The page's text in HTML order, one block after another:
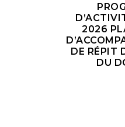
2026
DE RÉPIT
DU